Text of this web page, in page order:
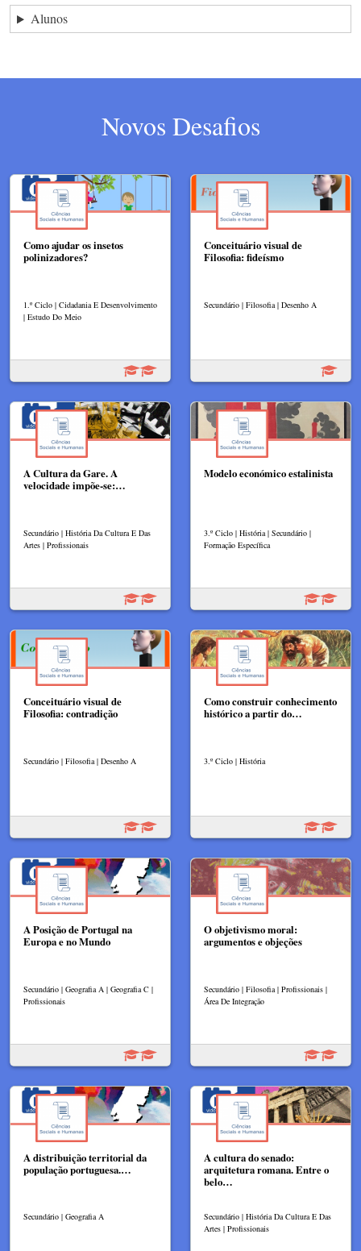
Alunos
Novos Desafios
Como ajudar os insetos
polinizadores?
1.º Ciclo | Cidadania E Desenvolvimento
| Estudo Do Meio
Conceituário visual de
Filosofia: fideísmo
Secundário | Filosofia | Desenho A
A Cultura da Gare. A
velocidade impõe-se:…
Secundário | História Da Cultura E Das
Artes | Profissionais
Modelo económico estalinista
3.º Ciclo | História | Secundário |
Formação Específica
Conceituário visual de
Filosofia: contradição
Secundário | Filosofia | Desenho A
Como construir conhecimento
histórico a partir do…
3.º Ciclo | História
A Posição de Portugal na
Europa e no Mundo
Secundário | Geografia A | Geografia C |
Profissionais
O objetivismo moral:
argumentos e objeções
Secundário | Filosofia | Profissionais |
Área De Integração
A distribuição territorial da
população portuguesa.…
Secundário | Geografia A
A cultura do senado:
arquitetura romana. Entre o
belo…
Secundário | História Da Cultura E Das
Artes | Profissionais